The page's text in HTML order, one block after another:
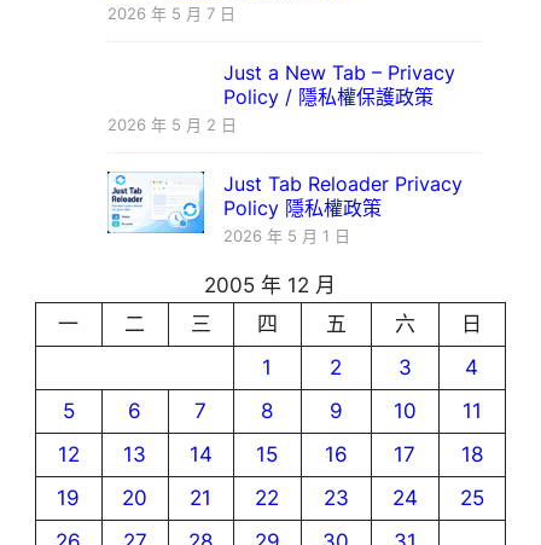
2026 年 5 月 7 日
Just a New Tab – Privacy
Policy / 隱私權保護政策
2026 年 5 月 2 日
Just Tab Reloader Privacy
Policy 隱私權政策
2026 年 5 月 1 日
2005 年 12 月
一
二 三 四 五 六
日
1
2 3
4
5
6 7 8 9 10
11
12
13 14 15 16 17
18
19
20 21 22 23 24
25